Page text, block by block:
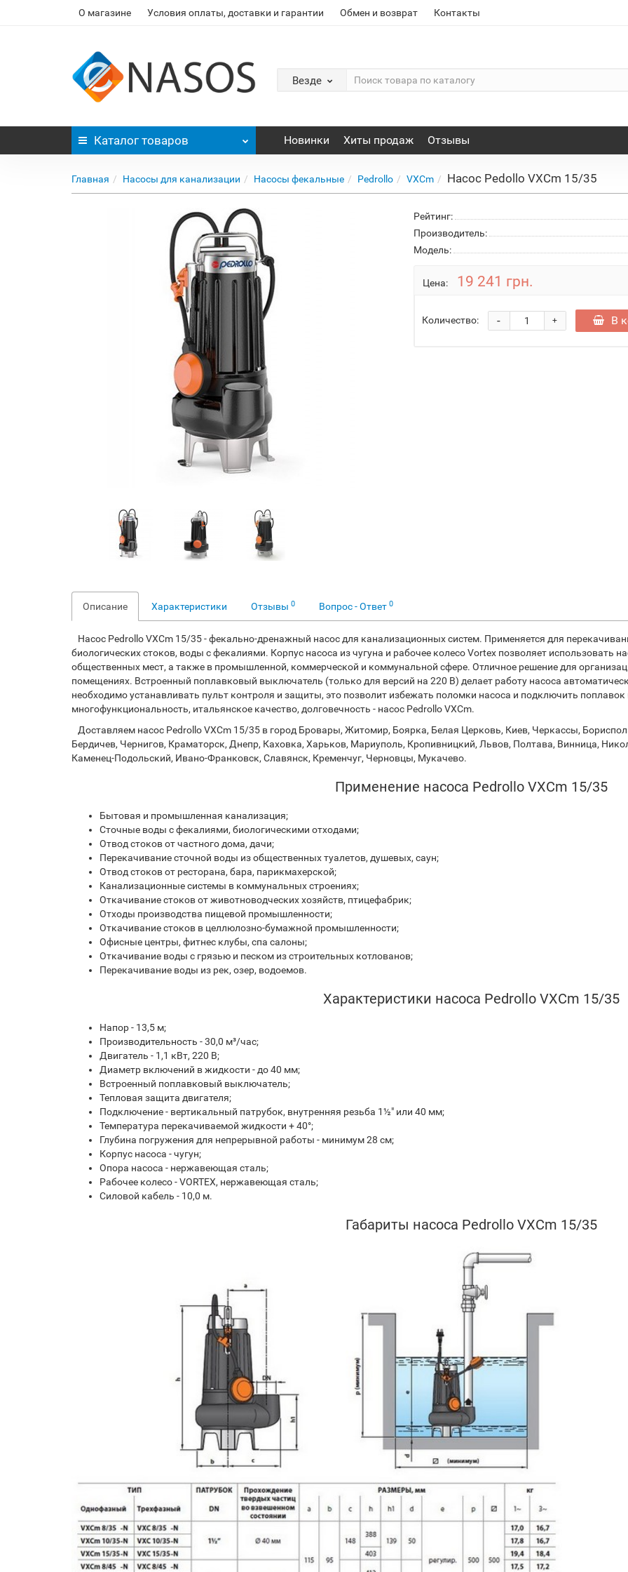
О магазине Условия оплаты, доставки и гарантии Обмен и возврат Контакты
Везде
Каталог товаров Новинки Хиты продаж Отзывы
Главная Насосы для канализации Насосы фекальные Pedrollo VXCm Насос Pedollo VXCm 15/35
Рейтинг:
Производитель:
Модель:
Цена: 19 241 грн.
Количество: +
- В
Описание Характеристики Отзывы 0 Вопрос - Ответ 0
Насос Pedrollo VXCm 15/35 - фекально-дренажный насос для канализационных систем. Применяется для
биологических стоков, воды с фекалиями. Корпус насоса из чугуна и рабочее колесо Vortex позволяет использовать
общественных мест, а также в промышленной, коммерческой и коммунальной сфере. Отличное решение для
помещениях. Встроенный поплавковый выключатель (только для версий на 220 В) делает работу насоса
необходимо устанавливать пульт контроля и защиты, это позволит избежать поломки насоса и подключить
многофункциональность, итальянское качество, долговечность - насос Pedrollo VXCm.
Доставляем насос Pedrollo VXCm 15/35 в город Бровары, Житомир, Боярка, Белая Церковь, Киев, Черкассы,
Бердичев, Чернигов, Краматорск, Днепр, Каховка, Харьков, Мариуполь, Кропивницкий, Львов, Полтава, Винница,
Каменец-Подольский, Ивано-Франковск, Славянск, Кременчуг, Черновцы, Мукачево.
Применение насоса Pedrollo VXCm 15/35
Бытовая и промышленная канализация;
Сточные воды с фекалиями, биологическими отходами;
Отвод стоков от частного дома, дачи;
Перекачивание сточной воды из общественных туалетов, душевых, саун;
Отвод стоков от ресторана, бара, парикмахерской;
Канализационные системы в коммунальных строениях;
Откачивание стоков от животноводческих хозяйств, птицефабрик;
Отходы производства пищевой промышленности;
Откачивание стоков в целлюлозно-бумажной промышленности;
Офисные центры, фитнес клубы, спа салоны;
Откачивание воды с грязью и песком из строительных котлованов;
Перекачивание воды из рек, озер, водоемов.
Характеристики насоса Pedrollo VXCm 15/35
Напор - 13,5 м;
Производительность - 30,0 м³/час;
Двигатель - 1,1 кВт, 220 В;
Диаметр включений в жидкости - до 40 мм;
Встроенный поплавковый выключатель;
Тепловая защита двигателя;
Подключение - вертикальный патрубок, внутренняя резьба 1½" или 40 мм;
Температура перекачиваемой жидкости + 40°;
Глубина погружения для непрерывной работы - минимум 28 см;
Корпус насоса - чугун;
Опора насоса - нержавеющая сталь;
Рабочее колесо - VORTEX, нержавеющая сталь;
Силовой кабель - 10,0 м.
Габариты насоса Pedrollo VXCm 15/35